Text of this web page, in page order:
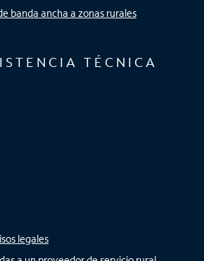
banda ancha a zonas rurales
TÉCNICA
legales